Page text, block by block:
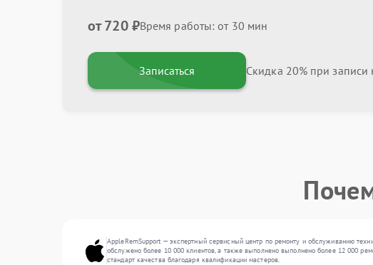
от 720 ₽Время работы: от 30 мин
Записаться Скидка 20% при записи
AppleRemSupport — экспертный сервисный центр по ремонту и обслуживанию
обслужено более 10 000 клиентов, а также выполнено выполнено более 12 000
стандарт качества благодаря квалификации мастеров.